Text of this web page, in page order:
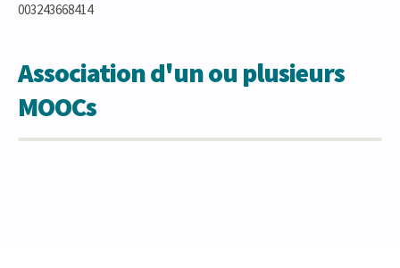
003243668414
Association d'un ou plusieurs
MOOCs